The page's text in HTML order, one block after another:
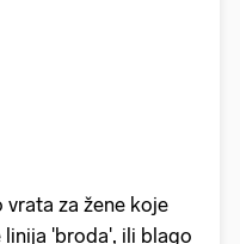
za žene koje
'broda', ili blago